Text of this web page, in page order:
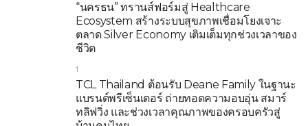
“นครธน” ทรานส์ฟอร์มสู่ Healthcare
Ecosystem สร้างระบบสุขภาพเชื่อมโยงเจาะ
ตลาด Silver Economy เติมเต็มทุกช่วงเวลาของ
ชีวิต
1
TCL Thailand ต้อนรับ Deane Family ในฐานะ
แบรนด์พรีเซ็นเตอร์ ถ่ายทอดความอบอุ่น สมาร์
ทลิฟวิ่ง และช่วงเวลาคุณภาพของครอบครัวสู่